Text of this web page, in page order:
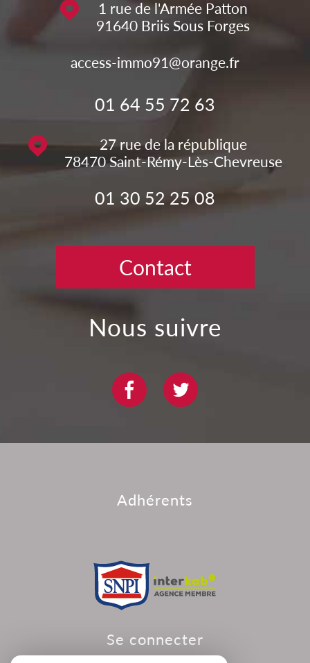
1 rue de l'Armée Patton
91640 Briis Sous Forges
access-immo91@orange.fr
01 64 55 72 63
27 rue de la république
78470 Saint-Rémy-Lès-Chevreuse
01 30 52 25 08
Contact
nous suivre
adhérents
se connecter